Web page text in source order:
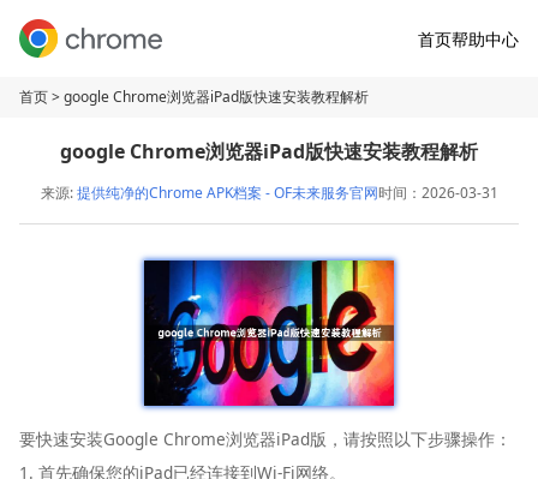
首页帮助中心
首页> google Chrome浏览器iPad版快速安装教程解析
google Chrome浏览器iPad版快速安装教程解析
来源:提供纯净的Chrome APK档案 - OF未来服务官网时间：2026-03-31
要快速安装Google Chrome浏览器iPad版，请按照以下步骤操作：
1. 首先确保您的iPad已经连接到Wi-Fi网络。